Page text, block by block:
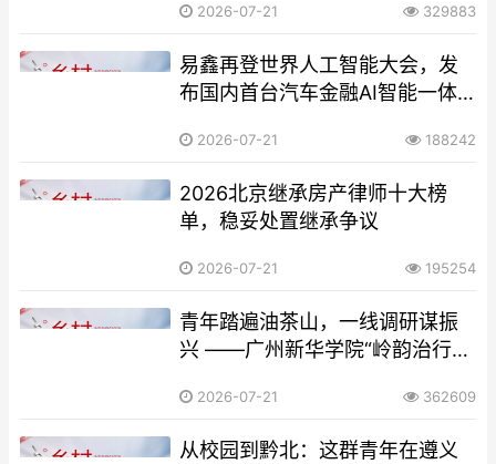
2026-07-21 329883
易鑫再登世界人工智能大会，发
布国内首台汽车金融AI智能一体
2026-07-21 188242
​2026北京继承房产律师十大榜
单，稳妥处置继承争议
2026-07-21 195254
青年踏遍油茶山，一线调研谋振
兴 ——广州新华学院“岭韵治行”
实地调研
2026-07-21 362609
从校园到黔北：这群青年在遵义